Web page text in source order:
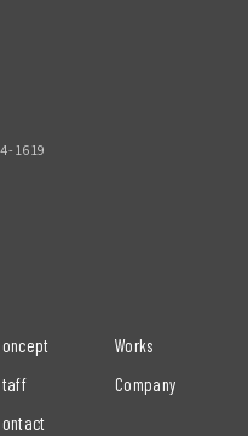
1619
Works
Company